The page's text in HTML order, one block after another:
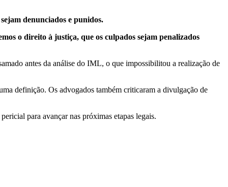
denunciados e punidos.
o direito à justiça, que os culpados sejam penalizados
antes da análise do IML, o que impossibilitou a realização de
definição. Os advogados também criticaram a divulgação de
para avançar nas próximas etapas legais.